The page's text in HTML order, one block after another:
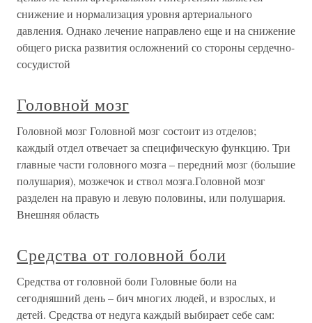
снижение и нормализация уровня артериального
давления. Однако лечение направлено еще и на снижение
общего риска развития осложнений со стороны сердечно-
сосудистой
Головной мозг
Головной мозг Головной мозг состоит из отделов;
каждый отдел отвечает за специфическую функцию. Три
главные части головного мозга – передний мозг (большие
полушария), мозжечок и ствол мозга.Головной мозг
разделен на правую и левую половины, или полушария.
Внешняя область
Средства от головной боли
Средства от головной боли Головные боли на
сегодняшний день – бич многих людей, и взрослых, и
детей. Средства от недуга каждый выбирает себе сам: